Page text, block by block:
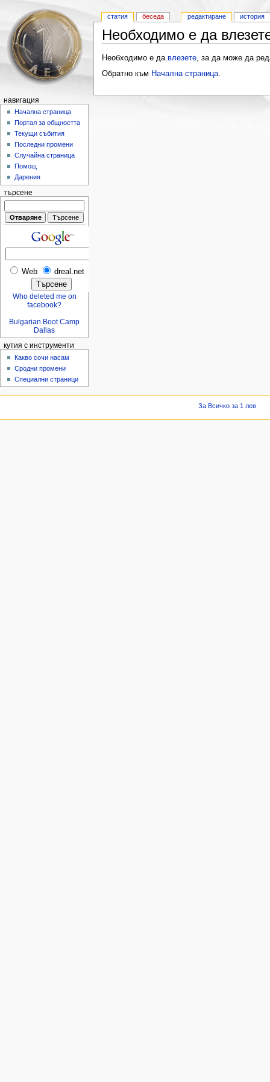
Необходимо е да
Необходимо е да влезете, за да може да
Обратно към Начална страница.
статия беседа редактиране история
навигация
Начална страница
Портал за общността
Текущи събития
Последни промени
Случайна страница
Помощ
Дарения
търсене
Web dreal.net
Who deleted me on
facebook?
Bulgarian Boot Camp
Dallas
кутия с инструменти
Какво сочи насам
Сродни промени
Специални страници
За Всичко за 1 лев